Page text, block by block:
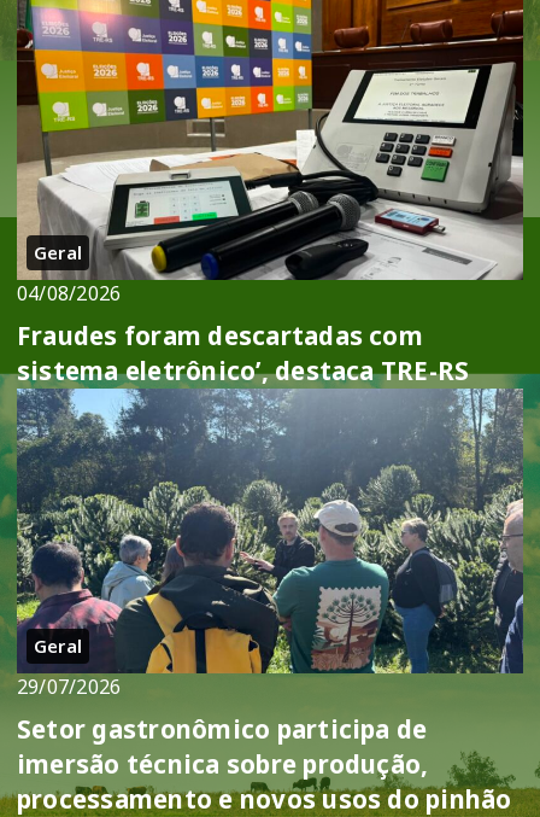
Geral
04/08/2026
Fraudes foram descartadas com
sistema eletrônico’, destaca TRE-RS
Geral
29/07/2026
Setor gastronômico participa de
imersão técnica sobre produção,
processamento e novos usos do pinhão